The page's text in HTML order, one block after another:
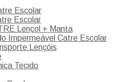
Escolar
Escolar
Lençol + Manta
Impermeável Catre Escolar
Lençóis
Tecido